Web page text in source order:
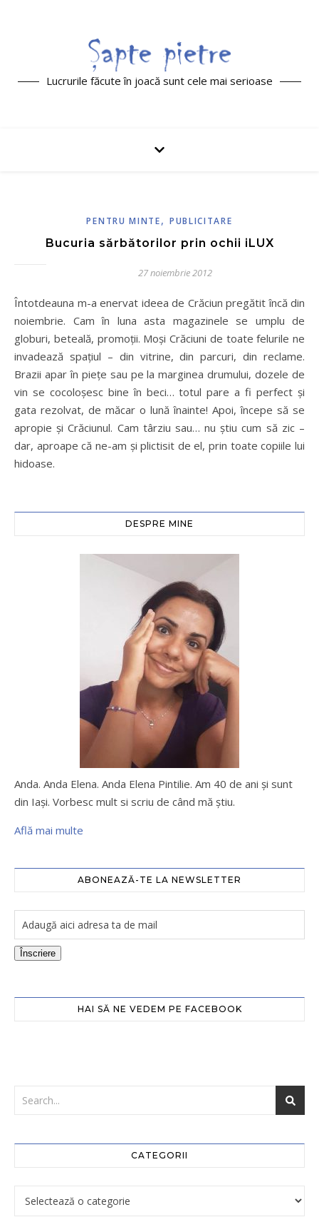
Lucrurile făcute în joacă sunt cele mai serioase
PENTRU MINTE, PUBLICITARE
Bucuria sărbătorilor prin ochii iLUX
27 noiembrie 2012
Întotdeauna m-a enervat ideea de Crăciun pregătit încă din
noiembrie. Cam în luna asta magazinele se umplu de
globuri, beteală, promoții. Moși Crăciuni de toate felurile ne
invadează spațiul – din vitrine, din parcuri, din reclame.
Brazii apar în piețe sau pe la marginea drumului, dozele de
vin se cocoloșesc bine în beci… totul pare a fi perfect și
gata rezolvat, de măcar o lună înainte! Apoi, începe să se
apropie și Crăciunul. Cam târziu sau… nu știu cum să zic –
dar, aproape că ne-am și plictisit de el, prin toate copiile lui
hidoase.
DESPRE MINE
Anda. Anda Elena. Anda Elena Pintilie. Am 40 de ani şi sunt
din Iaşi. Vorbesc mult si scriu de când mă ştiu.
Află mai multe
ABONEAZĂ-TE LA NEWSLETTER
Înscriere
HAI SĂ NE VEDEM PE FACEBOOK
CATEGORII